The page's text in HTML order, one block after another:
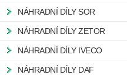
NÁHRADNÍ DÍLY SOR
NÁHRADNÍ DÍLY ZETOR
NÁHRADNÍ DÍLY IVECO
NÁHRADNÍ DÍLY DAF